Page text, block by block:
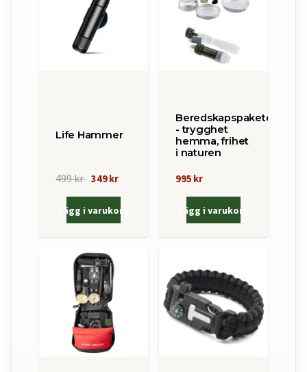
Life Hammer
499 kr 349 kr
Lägg i varukorg
Beredskapspaketet
- trygghet
hemma, frihet
i naturen
995 kr
Lägg i varukorg